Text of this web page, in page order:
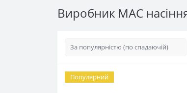
Виробник МАС
Популярний